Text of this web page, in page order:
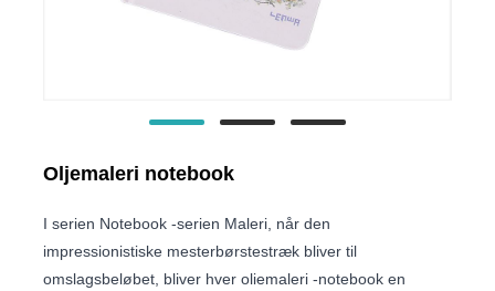
Oljemaleri notebook
I serien Notebook -serien Maleri, når den
impressionistiske mesterbørstestræk bliver til
omslagsbeløbet, bliver hver oliemaleri -notebook en